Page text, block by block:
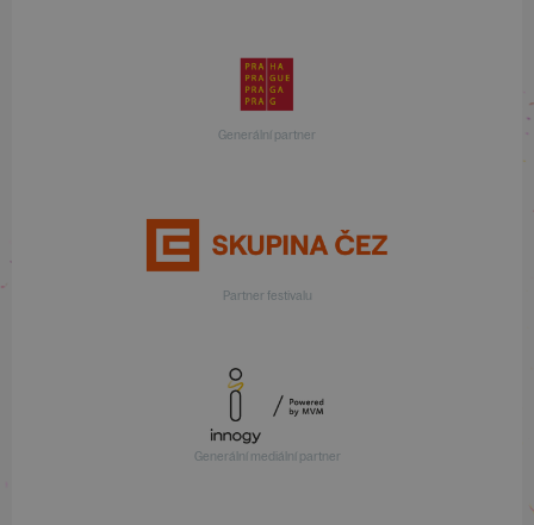
Generální partner
Partner festivalu
Generální mediální partner